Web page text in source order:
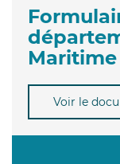
Maritime
Voir le